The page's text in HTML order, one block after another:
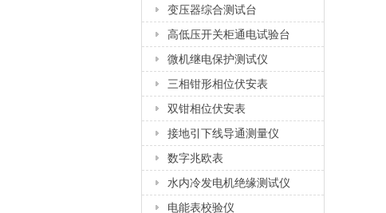
变压器综合测试台
高低压开关柜通电试验台
微机继电保护测试仪
三相钳形相位伏安表
双钳相位伏安表
接地引下线导通测量仪
数字兆欧表
水内冷发电机绝缘测试仪
电能表校验仪